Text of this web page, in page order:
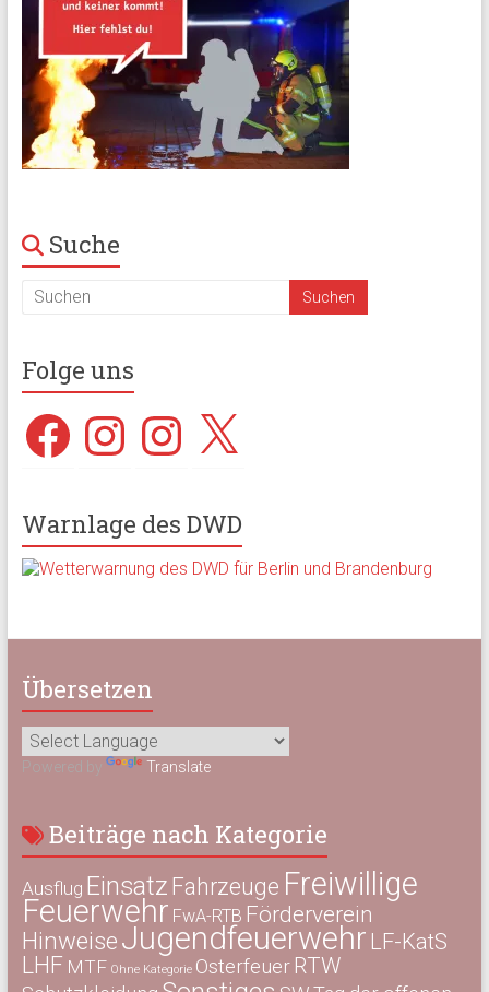
Suche
Folge uns
FacebookInstagramInstagram
X
Warnlage des DWD
Übersetzen
Powered by Translate
Beiträge nach Kategorie
Ausflug Einsatz Fahrzeuge Freiwillige
Feuerwehr FwA-RTB Förderverein
HinweiseJugendfeuerwehr LF-KatS
LHF MTF Ohne Kategorie Osterfeuer RTW